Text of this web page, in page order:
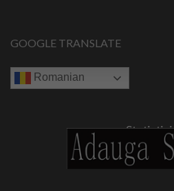
GOOGLE TRANSLATE
Romanian
Statistici